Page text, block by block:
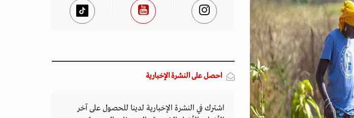
احصل على النشرة الإخبارية
اشترك في النشرة الإخبارية لدينا للحصول على آخر